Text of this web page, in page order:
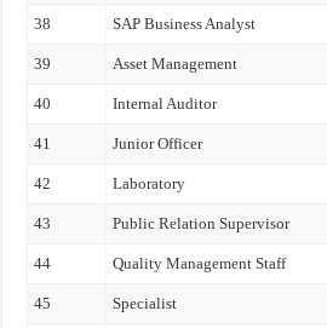
38 SAP Business Analyst
39 Asset Management
40 Internal Auditor
41 Junior Officer
42 Laboratory
43 Public Relation Supervisor
44 Quality Management Staff
45 Specialist